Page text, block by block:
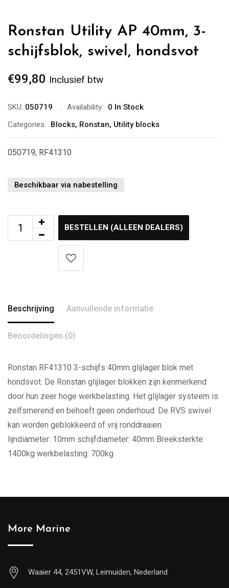
Ronstan Utility AP 40mm, 3-
schijfsblok, swivel, hondsvot
€99,80 Inclusief btw
SKU: 050719 Availability:
0 In Stock
Categories:
Blocks, Ronstan, Utility blocks
050719, RF41310
Beschikbaar via nabestelling
BESTELLEN (ALLEEN DEALERS)
Beschrijving Aanvullende informatie
Beoordelingen (0)
Ronstan RF41310 3-schijfs 40mm glijlager blok met
hondsvot. De Ronstan glijlager blokken zijn kenmerkend
door hun zeer hoge werkbelasting. Het glijlager systeem is
zelfsmerend en behoeft geen onderhoud. De RVS swivel
kan worden geblokkeerd of vrij ronddraaien.
lijndiameter: 10mm schijfdiameter: 40mm Breeksterkte:
1400kg werkbelasting: 700kg
More Marine
Waaier 44, 2451VW, Leimuiden, Nederland